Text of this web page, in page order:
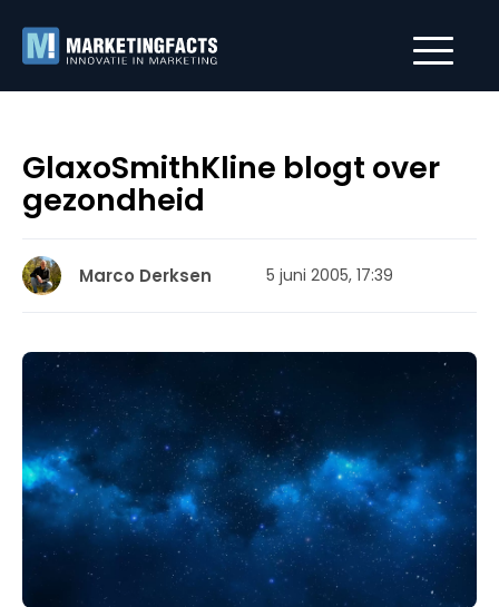
GlaxoSmithKline blogt over
gezondheid
Marco Derksen 5 juni 2005, 17:39